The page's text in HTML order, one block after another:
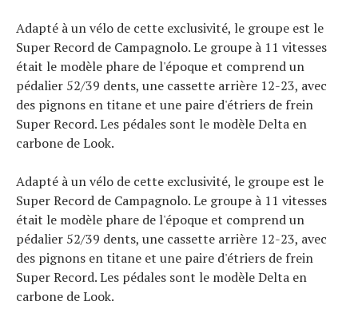
Adapté à un vélo de cette exclusivité, le groupe est le
Super Record de Campagnolo. Le groupe à 11 vitesses
était le modèle phare de l'époque et comprend un
pédalier 52/39 dents, une cassette arrière 12-23, avec
des pignons en titane et une paire d'étriers de frein
Super Record. Les pédales sont le modèle Delta en
carbone de Look.
Adapté à un vélo de cette exclusivité, le groupe est le
Super Record de Campagnolo. Le groupe à 11 vitesses
était le modèle phare de l'époque et comprend un
pédalier 52/39 dents, une cassette arrière 12-23, avec
des pignons en titane et une paire d'étriers de frein
Super Record. Les pédales sont le modèle Delta en
carbone de Look.